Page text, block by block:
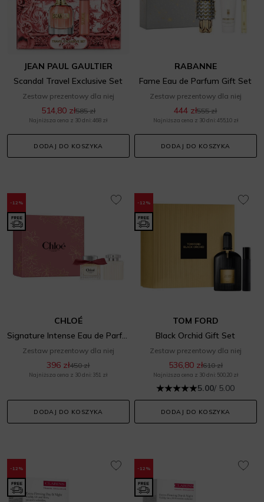
JEAN PAUL GAULTIER
Scandal Travel Exclusive Set
Zestaw prezentowy dla niej
514,80 zł585 zł
Najniższa cena z 30 dni: 468 zł
DODAJ DO KOSZYKA
RABANNE
Fame Eau de Parfum Gift Set
Zestaw prezentowy dla niej
444 zł555 zł
Najniższa cena z 30 dni: 455,10 zł
DODAJ DO KOSZYKA
-12%
CHLOÉ
Signature Intense Eau de Parfum Gift Set
Zestaw prezentowy dla niej
396 zł450 zł
Najniższa cena z 30 dni: 351 zł
DODAJ DO KOSZYKA
-12%
TOM FORD
Black Orchid Gift Set
Zestaw prezentowy dla niej
536,80 zł610 zł
Najniższa cena z 30 dni: 500,20 zł
5.00/ 5.00
DODAJ DO KOSZYKA
-12% -12%